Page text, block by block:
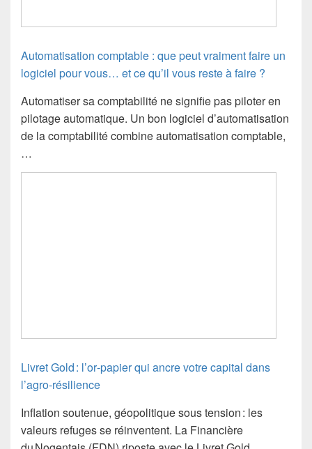
Automatisation comptable : que peut vraiment faire un
logiciel pour vous… et ce qu’il vous reste à faire ?
Automatiser sa comptabilité ne signifie pas piloter en
pilotage automatique. Un bon logiciel d’automatisation
de la comptabilité combine automatisation comptable,
…
Livret Gold : l’or‑papier qui ancre votre capital dans
l’agro‑résilience
Inflation soutenue, géopolitique sous tension : les
valeurs refuges se réinventent. La Financière